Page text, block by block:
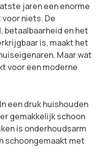
jaren een enorme
niets. De
betaalbaarheid en het
is, maakt het
Maar wat
voor een moderne
In een druk huishouden
gemakkelijk schoon
is onderhoudsarm
schoongemaakt met